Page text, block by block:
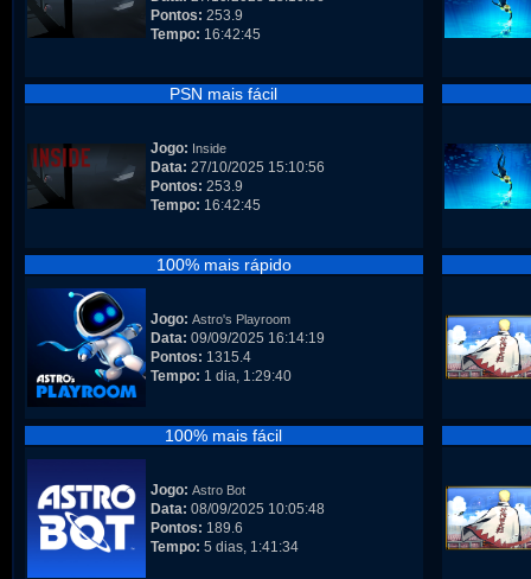
Pontos: 253.9
Tempo: 16:42:45
PSN mais fácil
Jogo: Inside
Data: 27/10/2025 15:10:56
Pontos: 253.9
Tempo: 16:42:45
100% mais rápido
Jogo: Astro's Playroom
Data: 09/09/2025 16:14:19
Pontos: 1315.4
Tempo: 1 dia, 1:29:40
100% mais fácil
Jogo: Astro Bot
Data: 08/09/2025 10:05:48
Pontos: 189.6
Tempo: 5 dias, 1:41:34